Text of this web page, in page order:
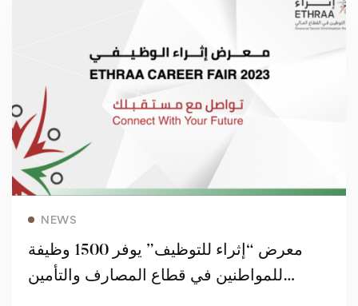
NEWS
معرض “إثراء للتوظيف” يوفر 1500 وظيفة
للمواطنين في قطاع المصارف والتأمين